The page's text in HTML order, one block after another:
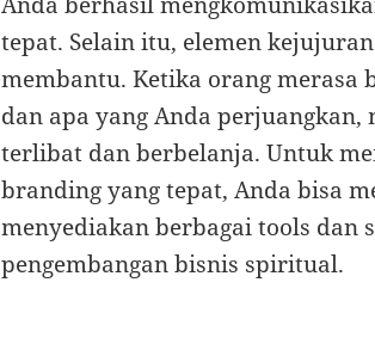
tepat. Selain itu, elemen
membantu. Ketika orang merasa
dan apa yang Anda
terlibat dan berbelanja. Untuk
branding yang tepat, Anda bisa
menyediakan berbagai tools dan
pengembangan bisnis spiritual.